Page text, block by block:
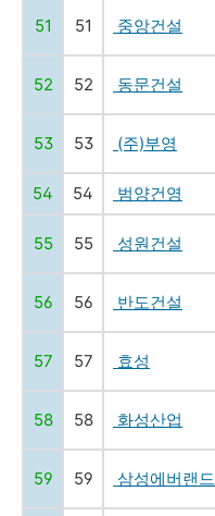
51 51 중앙건설
52 52 동문건설
53 53 (주)부영
54
54 범양건영
55 55 성원건설
56 56 반도건설
57 57 효성
58 58 화성산업
59 59 삼성에버랜드